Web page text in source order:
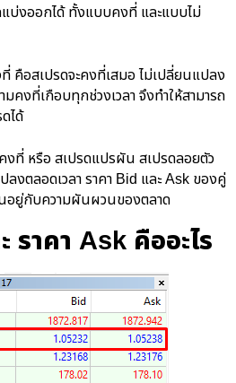
แบ่งออกได้ ทั้งแบบคงที่ และแบบไม่
คือสเปรดจะคงที่เสมอ ไม่เปลี่ยนแปลง
คงที่เกือบทุกช่วงเวลา จึงทำให้สามารถ
ได้
งที่ หรือ สเปรดแปรผัน สเปรดลอยตัว
ลงตลอดเวลา ราคา Bid และ Ask ของคู่
อยู่กับความผันผวนของตลาด
ราคา Ask คืออะไร